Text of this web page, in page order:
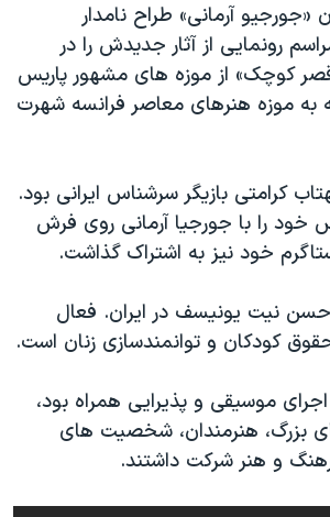
کادر رهبری ایران
۹۸
جایزه نوبل صلح
آمریکا «سی‌پک»
به چین
«جورجیو آرمانی» طراح نامدار
رونمایی از آثار جدیدش را در
کوچک» از موزه های مشهور پاریس
به موزه هنرهای معاصر فرانسه شهرت
کرامتی بازیگر سرشناس ایرانی بود.
را با جورجیا آرمانی روی فرش
خود نیز به اشتراک گذاشت.
حسن نیت یونیسف در ایران. فعال
کودکان و توانمندسازی زنان است.
اجرای موسیقی و پذیرایی همراه بود،
بزرگ، هنرمندان، شخصیت های
و هنر شرکت داشتند.